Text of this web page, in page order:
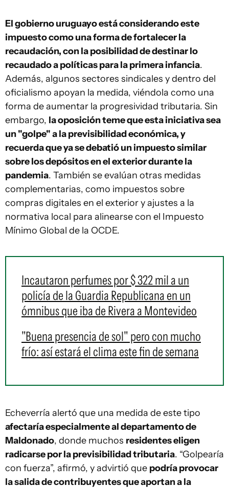
El gobierno uruguayo está considerando este
impuesto como una forma de fortalecer la
recaudación, con la posibilidad de destinar lo
recaudado a políticas para la primera infancia.
Además, algunos sectores sindicales y dentro del
oficialismo apoyan la medida, viéndola como una
forma de aumentar la progresividad tributaria. Sin
embargo, la oposición teme que esta iniciativa sea
un "golpe" a la previsibilidad económica, y
recuerda que ya se debatió un impuesto similar
sobre los depósitos en el exterior durante la
pandemia. También se evalúan otras medidas
complementarias, como impuestos sobre
compras digitales en el exterior y ajustes a la
normativa local para alinearse con el Impuesto
Mínimo Global de la OCDE.
Incautaron perfumes por $ 322 mil a un
policía de la Guardia Republicana en un
ómnibus que iba de Rivera a Montevideo
"Buena presencia de sol" pero con mucho
frío: así estará el clima este fin de semana
Echeverría alertó que una medida de este tipo
afectaría especialmente al departamento de
Maldonado, donde muchos residentes eligen
radicarse por la previsibilidad tributaria. “Golpearía
con fuerza”, afirmó, y advirtió que podría provocar
la salida de contribuyentes que aportan a la